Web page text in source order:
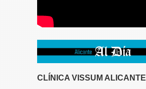
CLÍNICA VISSUM ALICANTE